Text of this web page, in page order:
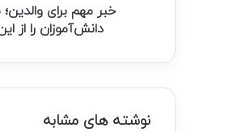
طریق
خبر مهم برای
دانش‌آموزان را از
نوشته های مشابه